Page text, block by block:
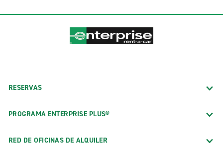
RESERVAS
PROGRAMA ENTERPRISE PLUS®
RED DE OFICINAS DE ALQUILER